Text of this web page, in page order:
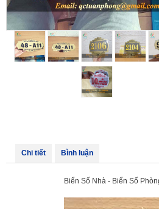
Chi tiết Bình luận
Biển Số Nhà - Biển Số